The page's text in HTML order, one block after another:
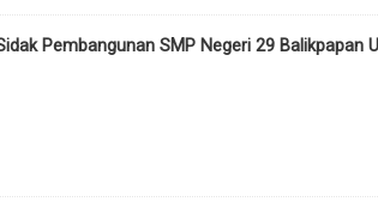
Pembangunan SMP Negeri 29 Balikpapan